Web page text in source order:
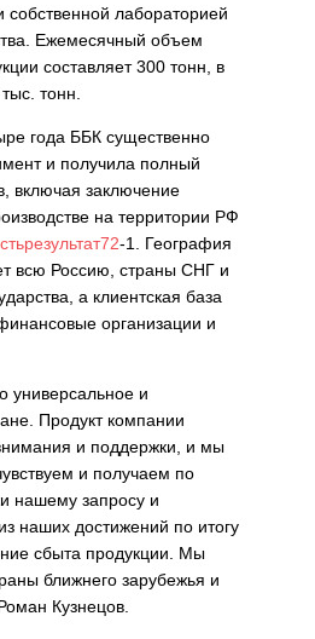
собственной лабораторией
Ежемесячный объем
составляет 300 тонн, в
тонн.
года ББК существенно
и получила полный
включая заключение
на территории РФ
-1. География
всю Россию, страны СНГ и
а клиентская база
организации и
универсальное и
Продукт компании
и поддержки, и мы
и получаем по
нашему запросу и
наших достижений по итогу
сбыта продукции. Мы
ближнего зарубежья и
Кузнецов.